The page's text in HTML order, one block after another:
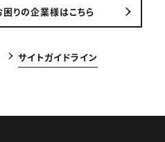
困りの企業様はこちら
サイトガイドライン